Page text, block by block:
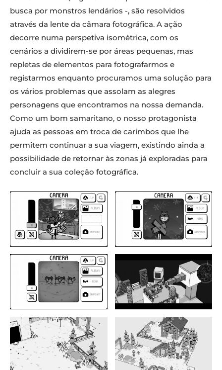
busca por monstros lendários -, são resolvidos
através da lente da câmara fotográfica. A ação
decorre numa perspetiva isométrica, com os
cenários a dividirem-se por áreas pequenas, mas
repletas de elementos para fotografarmos e
registarmos enquanto procuramos uma solução para
os vários problemas que assolam as alegres
personagens que encontramos na nossa demanda.
Como um bom samaritano, o nosso protagonista
ajuda as pessoas em troca de carimbos que lhe
permitem continuar a sua viagem, existindo ainda a
possibilidade de retornar às zonas já exploradas para
concluir a sua coleção fotográfica.